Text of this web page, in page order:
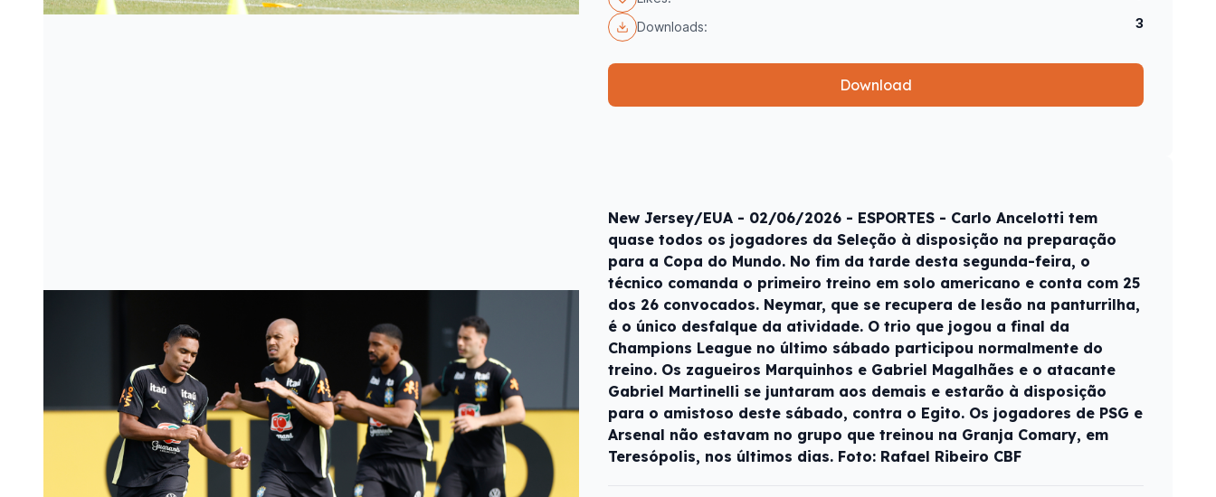
Downloads: 3
Download
New Jersey/EUA - 02/06/2026 - ESPORTES - Carlo Ancelotti tem
quase todos os jogadores da Seleção à disposição na preparação
para a Copa do Mundo. No fim da tarde desta segunda-feira, o
técnico comanda o primeiro treino em solo americano e conta com 25
dos 26 convocados. Neymar, que se recupera de lesão na panturrilha,
é o único desfalque da atividade. O trio que jogou a final da
Champions League no último sábado participou normalmente do
treino. Os zagueiros Marquinhos e Gabriel Magalhães e o atacante
Gabriel Martinelli se juntaram aos demais e estarão à disposição
para o amistoso deste sábado, contra o Egito. Os jogadores de PSG e
Arsenal não estavam no grupo que treinou na Granja Comary, em
Teresópolis, nos últimos dias. Foto: Rafael Ribeiro CBF